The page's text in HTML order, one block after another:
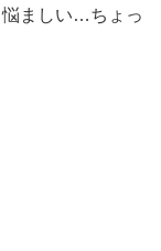
悩ましい…ちょっ